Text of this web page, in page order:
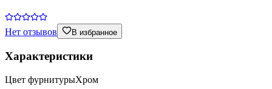
Нет отзывов В избранное
Характеристики
Цвет фурнитурыХром